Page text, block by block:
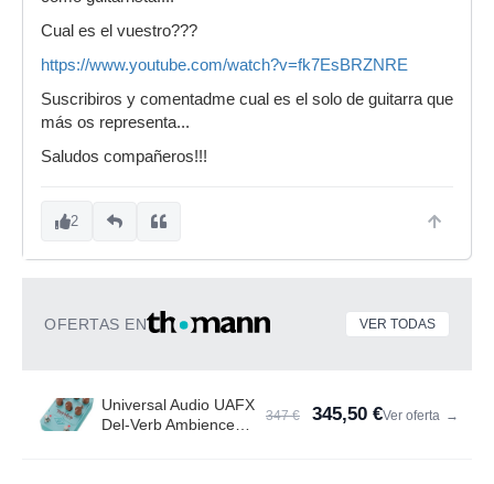
Cual es el vuestro???
https://www.youtube.com/watch?v=fk7EsBRZNRE
Suscribiros y comentadme cual es el solo de guitarra que
más os representa...
Saludos compañeros!!!
2
OFERTAS EN VER TODAS
Universal Audio UAFX
Del-Verb Ambience
347 € 345,50 €Ver oferta →